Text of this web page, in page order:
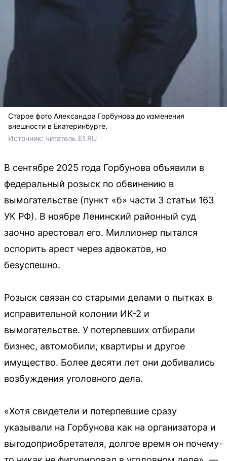
Старое фото Александра Горбунова до изменения
внешности в Екатеринбурге.
Источник: читатель E1.RU
В сентябре 2025 года Горбунова объявили в
федеральный розыск по обвинению в
вымогательстве (пункт «б» части 3 статьи 163
УК РФ). В ноябре Ленинский районный суд
заочно арестовал его. Миллионер пытался
оспорить арест через адвокатов, но
безуспешно.
Розыск связан со старыми делами о пытках в
исправительной колонии ИК-2 и
вымогательстве. У потерпевших отбирали
бизнес, автомобили, квартиры и другое
имущество. Более десяти лет они добивались
возбуждения уголовного дела.
«Хотя свидетели и потерпевшие сразу
указывали на Горбунова как на организатора и
выгодоприобретателя, долгое время он почему-